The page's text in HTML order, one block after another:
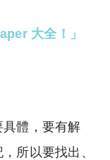
大全！」
體，要有解
所以要找出、